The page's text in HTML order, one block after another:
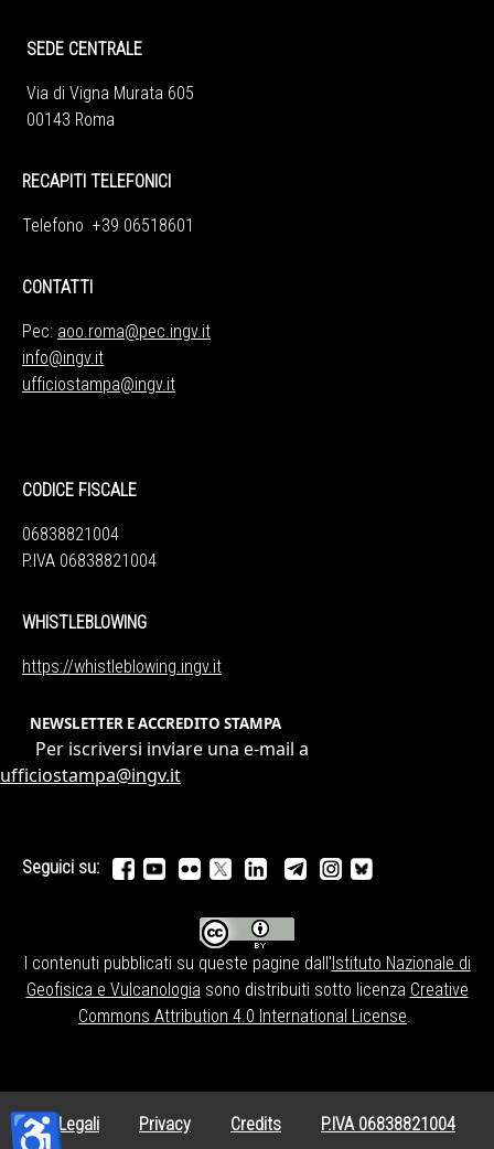
SEDE CENTRALE
Via di Vigna Murata 605
00143 Roma
RECAPITI TELEFONICI
Telefono +39 06518601
CONTATTI
Pec: aoo.roma@pec.ingv.it
info@ingv.it
ufficiostampa@ingv.it
CODICE FISCALE
06838821004
P.IVA 06838821004
WHISTLEBLOWING
https://whistleblowing.ingv.it
NEWSLETTER E ACCREDITO STAMPA
Per iscriversi inviare una e-mail a
ufficiostampa@ingv.it
Seguici su:
I contenuti pubblicati su queste pagine dall'Istituto Nazionale di
Geofisica e Vulcanologia sono distribuiti sotto licenza Creative
Commons Attribution 4.0 International License.
Note Legali Privacy Credits P.IVA 06838821004